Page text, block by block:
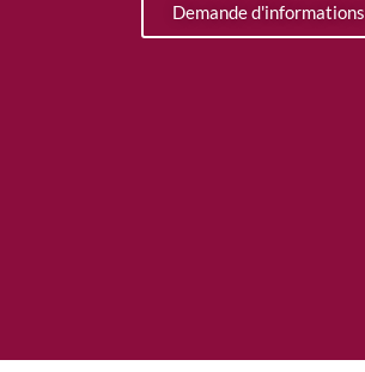
Demande d'informations